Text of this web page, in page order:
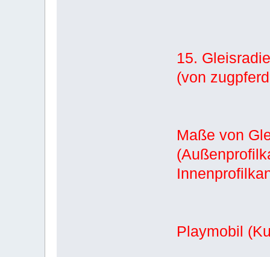
15.
(von
Maße von
Playmobil